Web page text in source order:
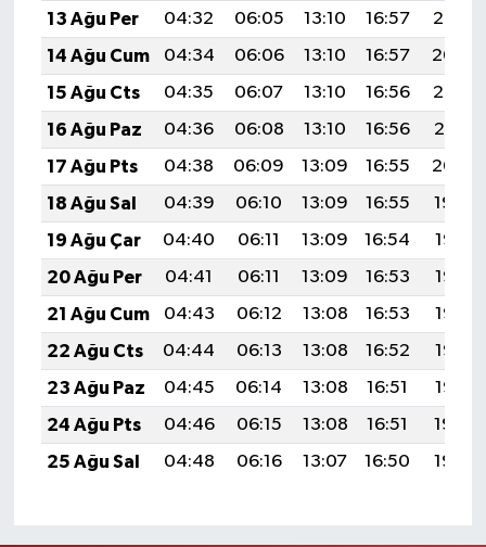
13 Ağu Per
04:32 06:05 13:10 16:57
20:05
14 Ağu Cum
04:34 06:06 13:10 16:57
20:04
15 Ağu Cts
04:35 06:07 13:10 16:56
20:03
16 Ağu Paz
04:36 06:08 13:10 16:56
20:01
17 Ağu Pts
04:38 06:09 13:09 16:55
20:00
18 Ağu Sal
04:39 06:10 13:09 16:55
19:59
19 Ağu Çar
04:40 06:11 13:09 16:54
19:57
20 Ağu Per
04:41 06:11 13:09 16:53
19:56
21 Ağu Cum
04:43 06:12 13:08 16:53
19:55
22 Ağu Cts
04:44 06:13 13:08 16:52
19:53
23 Ağu Paz
04:45 06:14 13:08 16:51
19:52
24 Ağu Pts
04:46 06:15 13:08 16:51
19:50
25 Ağu Sal
04:48 06:16 13:07 16:50 19:49